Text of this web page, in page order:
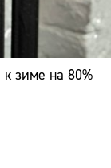
зиме на 80%